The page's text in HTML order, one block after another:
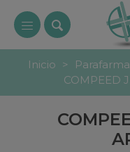
Inicio >
COMPEED